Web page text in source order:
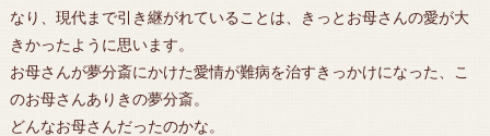
なり、現代まで引き継がれていることは、きっとお母さんの愛が大
きかったように思います。
お母さんが夢分斎にかけた愛情が難病を治すきっかけになった、こ
のお母さんありきの夢分斎。
どんなお母さんだったのかな。